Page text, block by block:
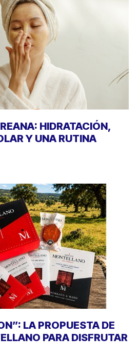
HIDRATACIÓN,
Y UNA RUTINA
LA PROPUESTA DE
PARA DISFRUTAR